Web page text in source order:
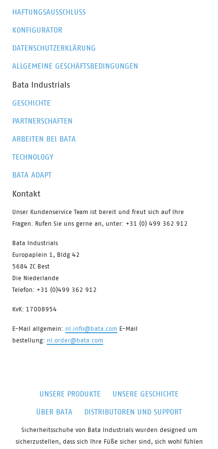
HAFTUNGSAUSSCHLUSS
KONFIGURATOR
DATENSCHUTZERKLÄRUNG
ALLGEMEINE GESCHÄFTSBEDINGUNGEN
Bata Industrials
GESCHICHTE
PARTNERSCHAFTEN
ARBEITEN BEI BATA
TECHNOLOGY
BATA ADAPT
Kontakt
Unser Kundenservice Team ist bereit und freut sich auf Ihre
Fragen. Rufen Sie uns gerne an, unter: +31 (0) 499 362 912
Bata Industrials
Europaplein 1, Bldg 42
5684 ZC Best
Die Niederlande
Telefon: +31 (0)499 362 912
KvK: 17008954
E-Mail allgemein: nl.info@bata.com E-Mail
bestellung: nl.order@bata.com
UNSERE PRODUKTE
UNSERE GESCHICHTE
ÜBER BATA
DISTRIBUTOREN UND SUPPORT
Sicherheitsschuhe von Bata Industrialswurden designed um
sicherzustellen, dass sich Ihre Füße sicher sind, sich wohl fühlen